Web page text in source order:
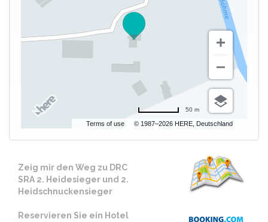
Terms of use © 1987–2026 HERE, Deutschland
50 m
Zeig mir den Weg zu DRC
SRA 2. Heidesieger und 2.
Heidschnuckensieger
Reservieren Sie ein Hotel